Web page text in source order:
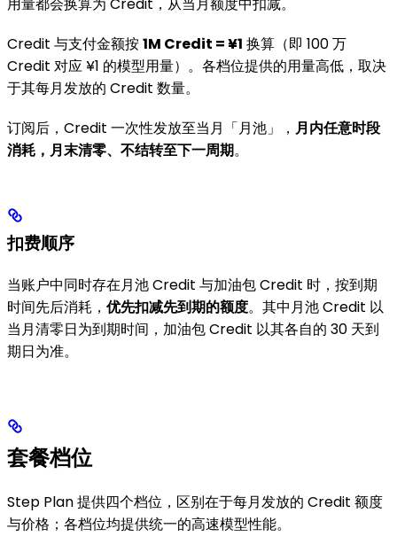
Credit 与支付金额按1M Credit = ¥1 换算（即 100 万
Credit 对应 ¥1 的模型用量）。各档位提供的用量高低，取决
于其每月发放的 Credit 数量。
订阅后，Credit 一次性发放至当月「月池」， 月内任意时段
消耗，月末清零、不结转至下一周期。
扣费顺序
当账户中同时存在月池 Credit 与加油包 Credit 时，按到期
时间先后消耗， 优先扣减先到期的额度。其中月池 Credit 以
当月清零日为到期时间，加油包 Credit 以其各自的 30 天到
期日为准。
套餐档位
Step Plan 提供四个档位，区别在于每月发放的 Credit 额度
与价格；各档位均提供统一的高速模型性能。